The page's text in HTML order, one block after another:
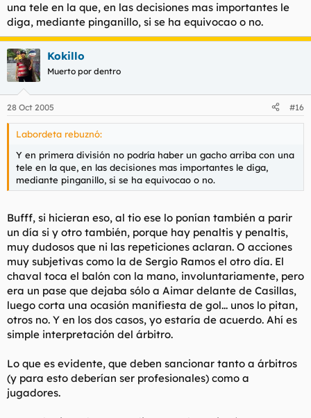
una tele en la que, en las decisiones mas importantes le
diga, mediante pinganillo, si se ha equivocao o no.
Kokillo
Muerto por dentro
28 Oct 2005 #16
Labordeta rebuznó:
Y en primera división no podría haber un gacho arriba con una
tele en la que, en las decisiones mas importantes le diga,
mediante pinganillo, si se ha equivocao o no.
Bufff, si hicieran eso, al tio ese lo ponían también a parir
un día si y otro también, porque hay penaltis y penaltis,
muy dudosos que ni las repeticiones aclaran. O acciones
muy subjetivas como la de Sergio Ramos el otro día. El
chaval toca el balón con la mano, involuntariamente, pero
era un pase que dejaba sólo a Aimar delante de Casillas,
luego corta una ocasión manifiesta de gol... unos lo pitan,
otros no. Y en los dos casos, yo estaría de acuerdo. Ahí es
simple interpretación del árbitro.
Lo que es evidente, que deben sancionar tanto a árbitros
(y para esto deberían ser profesionales) como a
jugadores.